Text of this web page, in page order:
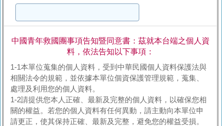
中國青年救國團事項告知暨同意書：茲就本台端之個人資
料，依法告知以下事項：
1-1本單位蒐集的個人資料，受到中華民國個人資料保護法與
相關法令的規範，並依據本單位個資保護管理規範，蒐集、
處理及利用您的個人資料。
1-2請提供您本人正確、最新及完整的個人資料，以確保您相
關的權益。若您的個人資料有任何異動，請主動向本單位申
請更正，使其保持正確、最新及完整，避免您的權益受損。